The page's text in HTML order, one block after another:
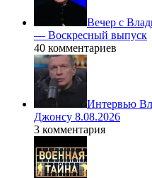
Вечер с
— Воскресный выпуск
40 комментариев
Интервью
Джонсу 8.08.2026
3 комментария